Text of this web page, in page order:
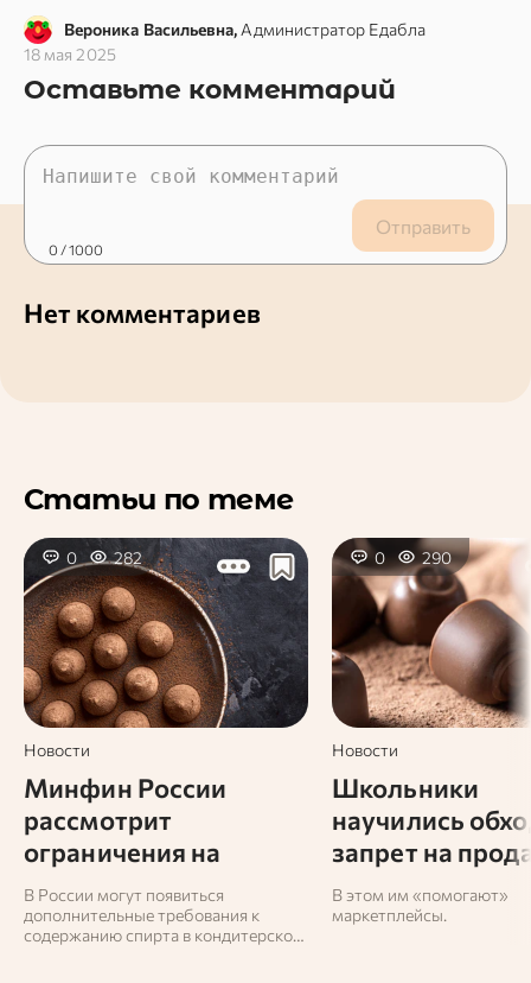
Вероника Васильевна, Администратор Едабла
18 мая 2025
Оставьте комментарий
Отправить
0 / 1000
Нет комментариев
Статьи по теме
0 282
Новости
Минфин России
рассмотрит
ограничения на
алкоголь в конфетах
В России могут появиться
дополнительные требования к
содержанию спирта в кондитерской
0 290
Новости
Школьники
научились
запрет на
алкоголя
В этом им «помогают»
маркетплейсы.